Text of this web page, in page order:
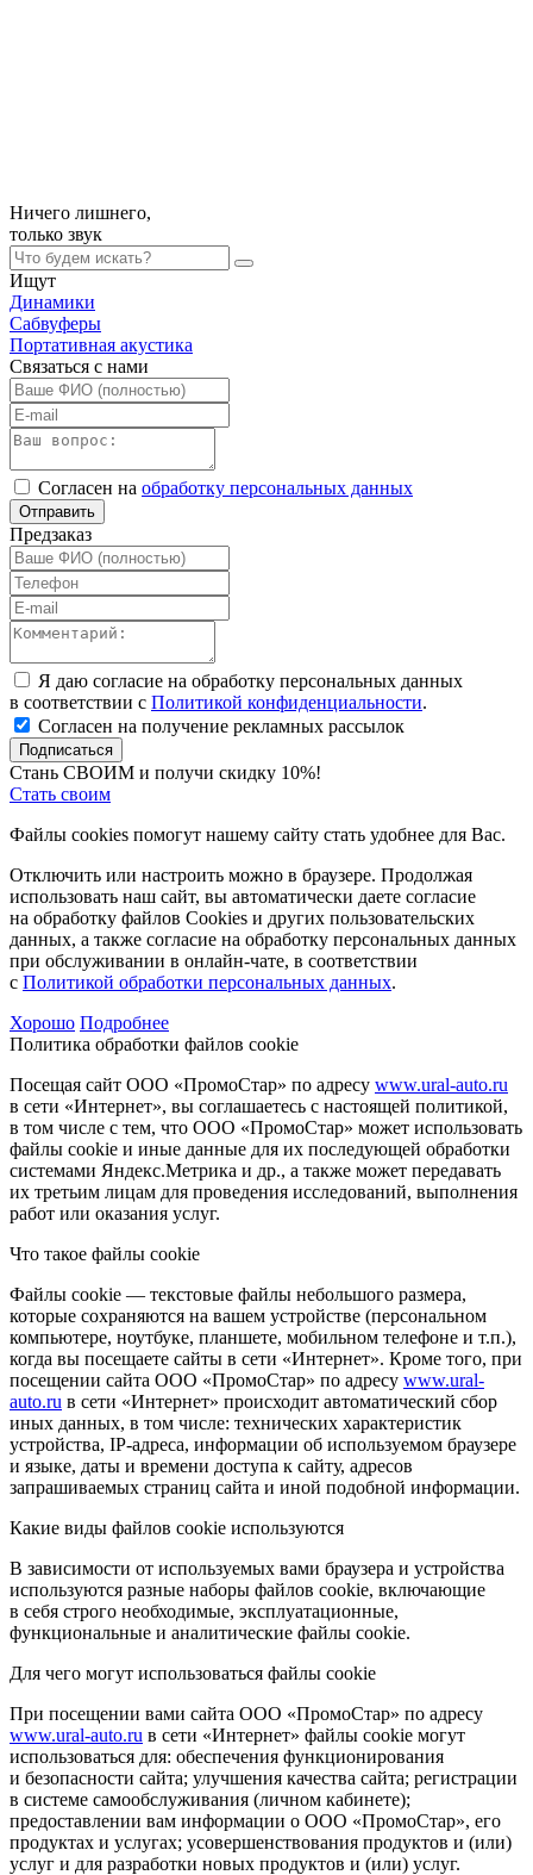
Ничего лишнего,
только звук
Ищут
Динамики
Сабвуферы
Портативная акустика
Связаться с нами
Согласен на обработку персональных данных
Отправить
Предзаказ
Я даю согласие на обработку персональных данных
в соответствии с Политикой конфиденциальности.
Согласен на получение рекламных рассылок
Подписаться
Стань СВОИМ и получи скидку 10%!
Стать своим
Файлы cookies помогут нашему сайту стать удобнее для Вас.
Отключить или настроить можно в браузере. Продолжая
использовать наш сайт, вы автоматически даете согласие
на обработку файлов Cookies и других пользовательских
данных, а также согласие на обработку персональных данных
при обслуживании в онлайн-чате, в соответствии
с Политикой обработки персональных данных.
Хорошо Подробнее
Политика обработки файлов cookie
Посещая сайт ООО «ПромоСтар» по адресу www.ural-auto.ru
в сети «Интернет», вы соглашаетесь с настоящей политикой,
в том числе с тем, что ООО «ПромоСтар» может использовать
файлы cookie и иные данные для их последующей обработки
системами Яндекс.Метрика и др., а также может передавать
их третьим лицам для проведения исследований, выполнения
работ или оказания услуг.
Что такое файлы cookie
Файлы cookie — текстовые файлы небольшого размера,
которые сохраняются на вашем устройстве (персональном
компьютере, ноутбуке, планшете, мобильном телефоне и т.п.),
когда вы посещаете сайты в сети «Интернет». Кроме того, при
посещении сайта ООО «ПромоСтар» по адресу www.ural-
auto.ru в сети «Интернет» происходит автоматический сбор
иных данных, в том числе: технических характеристик
устройства, IP-адреса, информации об используемом браузере
и языке, даты и времени доступа к сайту, адресов
запрашиваемых страниц сайта и иной подобной информации.
Какие виды файлов cookie используются
В зависимости от используемых вами браузера и устройства
используются разные наборы файлов cookie, включающие
в себя строго необходимые, эксплуатационные,
функциональные и аналитические файлы cookie.
Для чего могут использоваться файлы cookie
При посещении вами сайта ООО «ПромоСтар» по адресу
www.ural-auto.ru в сети «Интернет» файлы cookie могут
использоваться для: обеспечения функционирования
и безопасности сайта; улучшения качества сайта; регистрации
в системе самообслуживания (личном кабинете);
предоставлении вам информации о ООО «ПромоСтар», его
продуктах и услугах; усовершенствования продуктов и (или)
услуг и для разработки новых продуктов и (или) услуг.